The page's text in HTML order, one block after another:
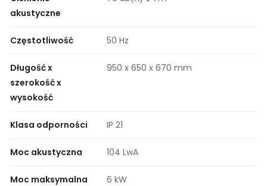
akustyczne
Częstotliwość 50 Hz
Długość x
szerokość x
wysokość
950 x 650 x 670 mm
Klasa odporności IP 21
Moc akustyczna 104 LwA
Moc maksymalna
6 kW